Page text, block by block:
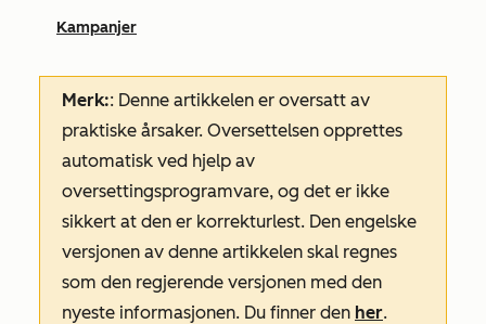
Kampanjer
Merk:: Denne artikkelen er oversatt av
praktiske årsaker. Oversettelsen opprettes
automatisk ved hjelp av
oversettingsprogramvare, og det er ikke
sikkert at den er korrekturlest. Den engelske
versjonen av denne artikkelen skal regnes
som den regjerende versjonen med den
nyeste informasjonen. Du finner den her.